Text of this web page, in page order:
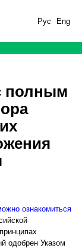
Рус Eng
полным
ознакомиться
одобрен Указом